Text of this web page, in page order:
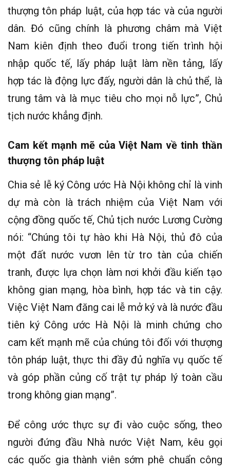
thượng tôn pháp luật, của hợp tác và của người
dân. Đó cũng chính là phương châm mà Việt
Nam kiên định theo đuổi trong tiến trình hội
nhập quốc tế, lấy pháp luật làm nền tảng, lấy
hợp tác là động lực đấy, người dân là chủ thể, là
trung tâm và là mục tiêu cho mọi nỗ lực”, Chủ
tịch nước khẳng định.
Cam kết mạnh mẽ của Việt Nam về tinh thần
thượng tôn pháp luật
Chia sẻ lễ ký Công ước Hà Nội không chỉ là vinh
dự mà còn là trách nhiệm của Việt Nam với
cộng đồng quốc tế, Chủ tịch nước Lương Cường
nói: “Chúng tôi tự hào khi Hà Nội, thủ đô của
một đất nước vươn lên từ tro tàn của chiến
tranh, được lựa chọn làm nơi khởi đầu kiến tạo
không gian mạng, hòa bình, hợp tác và tin cậy.
Việc Việt Nam đăng cai lễ mở ký và là nước đầu
tiên ký Công ước Hà Nội là minh chứng cho
cam kết mạnh mẽ của chúng tôi đối với thượng
tôn pháp luật, thực thi đầy đủ nghĩa vụ quốc tế
và góp phần củng cố trật tự pháp lý toàn cầu
trong không gian mạng”.
Để công ước thực sự đi vào cuộc sống, theo
người đứng đầu Nhà nước Việt Nam, kêu gọi
các quốc gia thành viên sớm phê chuẩn công